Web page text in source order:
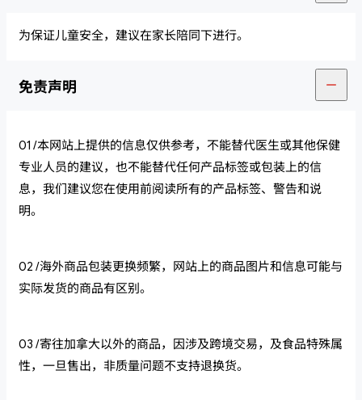
为保证儿童安全，建议在家长陪同下进行。
免责声明
01 /本网站上提供的信息仅供参考，不能替代医生或其他保健
专业人员的建议，也不能替代任何产品标签或包装上的信
息，我们建议您在使用前阅读所有的产品标签、警告和说
明。
02 /海外商品包装更换频繁，网站上的商品图片和信息可能与
实际发货的商品有区别。
03 /寄往加拿大以外的商品，因涉及跨境交易，及食品特殊属
性，一旦售出，非质量问题不支持退换货。